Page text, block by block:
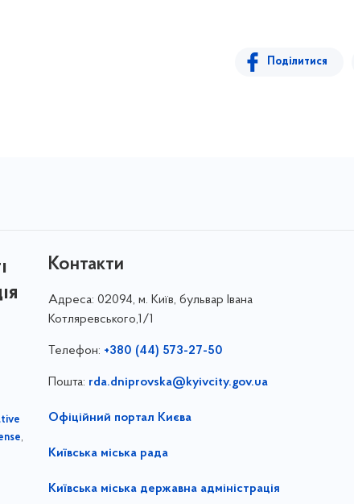
Поділитися
,
Контакти
Адреса: 02094, м. Київ, бульвар Івана
Котляревського,1/1
Телефон: +380 (44) 573-27-50
Пошта: rda.dniprovska@kyivcity.gov.ua
Офіційний портал Києва
Київська міська рада
Київська міська державна адміністрація